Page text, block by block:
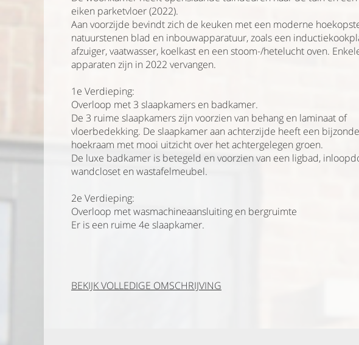
eiken parketvloer (2022).
Aan voorzijde bevindt zich de keuken met een moderne
natuurstenen blad en inbouwapparatuur, zoals een
afzuiger, vaatwasser, koelkast en een stoom-/hetelucht oven.
apparaten zijn in 2022 vervangen.
1e Verdieping:
Overloop met 3 slaapkamers en badkamer.
De 3 ruime slaapkamers zijn voorzien van behang en laminaat of
vloerbedekking. De slaapkamer aan achterzijde heeft een
hoekraam met mooi uitzicht over het achtergelegen groen.
De luxe badkamer is betegeld en voorzien van een ligbad,
wandcloset en wastafelmeubel.
2e Verdieping:
Overloop met wasmachineaansluiting en bergruimte
Er is een ruime 4e slaapkamer.
> woonoppervlak: 101 m2
> perceelopprvlak: 174 m2
BEKIJK VOLLEDIGE OMSCHRIJVING